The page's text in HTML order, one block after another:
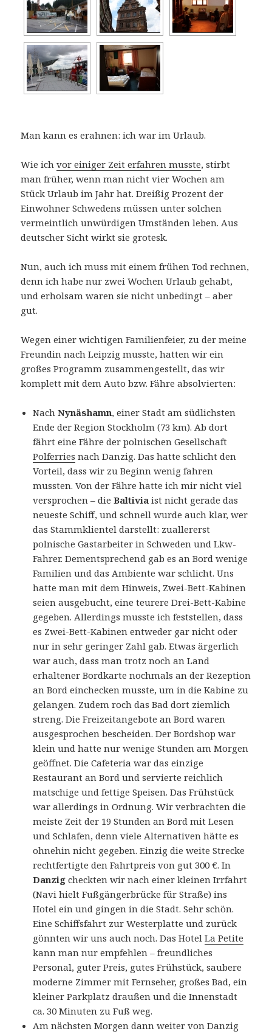
Man kann es erahnen: ich war im Urlaub.
Wie ichvor einiger Zeit erfahren musste, stirbt
man früher, wenn man nicht vier Wochen am
Stück Urlaub im Jahr hat. Dreißig Prozent der
Einwohner Schwedens müssen unter solchen
vermeintlich unwürdigen Umständen leben. Aus
deutscher Sicht wirkt sie grotesk.
Nun, auch ich muss mit einem frühen Tod rechnen,
denn ich habe nur zwei Wochen Urlaub gehabt,
und erholsam waren sie nicht unbedingt – aber
gut.
Wegen einer wichtigen Familienfeier, zu der meine
Freundin nach Leipzig musste, hatten wir ein
großes Programm zusammengestellt, das wir
komplett mit dem Auto bzw. Fähre absolvierten:
NachNynäshamn, einer Stadt am südlichsten
Ende der Region Stockholm (73 km). Ab dort
fährt eine Fähre der polnischen Gesellschaft
Polferries nach Danzig. Das hatte schlicht den
Vorteil, dass wir zu Beginn wenig fahren
mussten. Von der Fähre hatte ich mir nicht viel
versprochen – dieBaltivia ist nicht gerade das
neueste Schiff, und schnell wurde auch klar, wer
das Stammklientel darstellt: zuallererst
polnische Gastarbeiter in Schweden und Lkw-
Fahrer. Dementsprechend gab es an Bord wenige
Familien und das Ambiente war schlicht. Uns
hatte man mit dem Hinweis, Zwei-Bett-Kabinen
seien ausgebucht, eine teurere Drei-Bett-Kabine
gegeben. Allerdings musste ich feststellen, dass
es Zwei-Bett-Kabinen entweder gar nicht oder
nur in sehr geringer Zahl gab. Etwas ärgerlich
war auch, dass man trotz noch an Land
erhaltener Bordkarte nochmals an der Rezeption
an Bord einchecken musste, um in die Kabine zu
gelangen. Zudem roch das Bad dort ziemlich
streng. Die Freizeitangebote an Bord waren
ausgesprochen bescheiden. Der Bordshop war
klein und hatte nur wenige Stunden am Morgen
geöffnet. Die Cafeteria war das einzige
Restaurant an Bord und servierte reichlich
matschige und fettige Speisen. Das Frühstück
war allerdings in Ordnung. Wir verbrachten die
meiste Zeit der 19 Stunden an Bord mit Lesen
und Schlafen, denn viele Alternativen hätte es
ohnehin nicht gegeben. Einzig die weite Strecke
rechtfertigte den Fahrtpreis von gut 300 €. In
Danzig checkten wir nach einer kleinen Irrfahrt
(Navi hielt Fußgängerbrücke für Straße) ins
Hotel ein und gingen in die Stadt. Sehr schön.
Eine Schiffsfahrt zur Westerplatte und zurück
gönnten wir uns auch noch. Das HotelLa Petite
kann man nur empfehlen – freundliches
Personal, guter Preis, gutes Frühstück, saubere
moderne Zimmer mit Fernseher, großes Bad, ein
kleiner Parkplatz draußen und die Innenstadt
ca. 30 Minuten zu Fuß weg.
Am nächsten Morgen dann weiter von Danzig